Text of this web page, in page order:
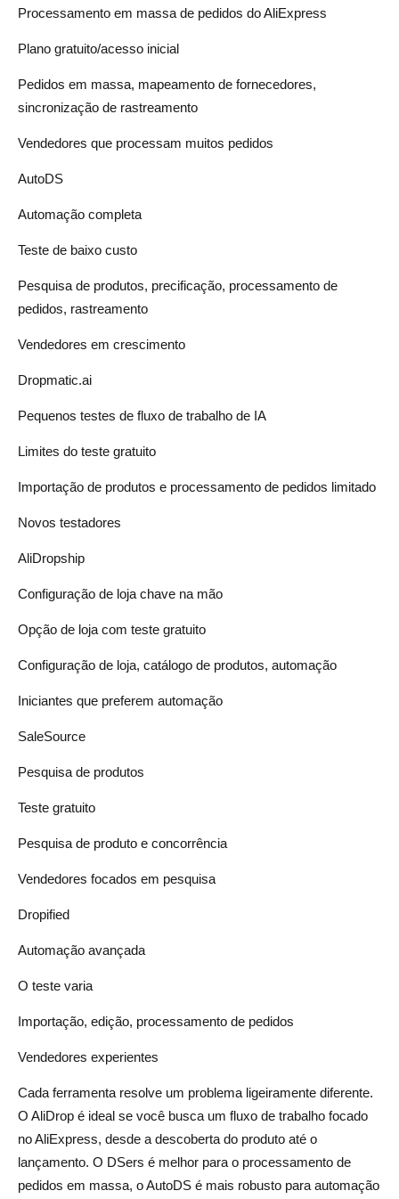
Processamento em massa de pedidos do AliExpress
Plano gratuito/acesso inicial
Pedidos em massa, mapeamento de fornecedores,
sincronização de rastreamento
Vendedores que processam muitos pedidos
AutoDS
Automação completa
Teste de baixo custo
Pesquisa de produtos, precificação, processamento de
pedidos, rastreamento
Vendedores em crescimento
Dropmatic.ai
Pequenos testes de fluxo de trabalho de IA
Limites do teste gratuito
Importação de produtos e processamento de pedidos limitado
Novos testadores
AliDropship
Configuração de loja chave na mão
Opção de loja com teste gratuito
Configuração de loja, catálogo de produtos, automação
Iniciantes que preferem automação
SaleSource
Pesquisa de produtos
Teste gratuito
Pesquisa de produto e concorrência
Vendedores focados em pesquisa
Dropified
Automação avançada
O teste varia
Importação, edição, processamento de pedidos
Vendedores experientes
Cada ferramenta resolve um problema ligeiramente diferente.
O AliDrop é ideal se você busca um fluxo de trabalho focado
no AliExpress, desde a descoberta do produto até o
lançamento. O DSers é melhor para o processamento de
pedidos em massa, o AutoDS é mais robusto para automação